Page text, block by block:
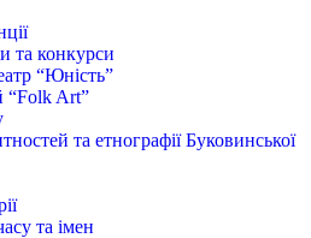
та конкурси
“Юність”
“Folk Art”
та етнографії Буковинської
та імен